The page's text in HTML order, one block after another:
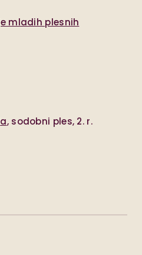
mladih plesnih
, sodobni ples, 2. r.